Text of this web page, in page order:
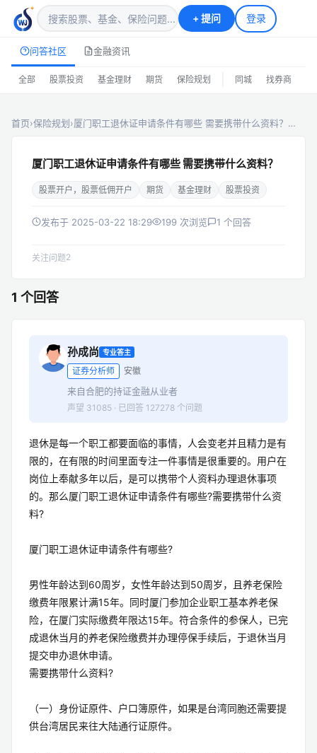
+提问 登录
问答社区 金融资讯
全部 股票投资 基金理财 期货 保险规划 同城 找券商
首页›保险规划›厦门职工退休证申请条件有哪些 需要携带什么资料？…
厦门职工退休证申请条件有哪些 需要携带什么资料？
股票开户，股票低佣开户 期货 基金理财 股票投资
发布于 2025-03-22 18:29 199 次浏览 1 个回答
关注问题2
1 个回答
孙成尚 专业答主
证券分析师 安徽
来自合肥的持证金融从业者
声望 31085 · 已回答 127278 个问题
退休是每一个职工都要面临的事情，人会变老并且精力是有
限的，在有限的时间里面专注一件事情是很重要的。用户在
岗位上奉献多年以后，是可以携带个人资料办理退休事项
的。那么厦门职工退休证申请条件有哪些?需要携带什么资
料?
厦门职工退休证申请条件有哪些?
男性年龄达到60周岁，女性年龄达到50周岁，且养老保险
缴费年限累计满15年。同时厦门参加企业职工基本养老保
险，在厦门实际缴费年限达15年。符合条件的参保人，已完
成退休当月的养老保险缴费并办理停保手续后，于退休当月
提交申办退休申请。
需要携带什么资料?
（一）身份证原件、户口簿原件，如果是台湾同胞还需要提
供台湾居民来往大陆通行证原件。